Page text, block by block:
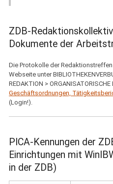
ZDB-
Dokumente der
Die Protokolle der
Webseite unter
REDAKTION >
Geschäftsordnungen,
(Login!).
PICA-Kennungen der
Einrichtungen mit
in der ZDB)